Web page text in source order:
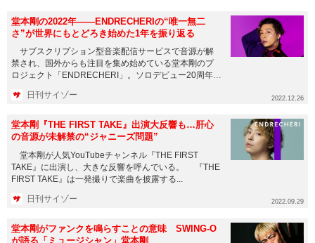
堂本剛の2022年――ENDRECHERIの“唯一無二
さ”が世界にもとどろき始めた1年を振り返る
サブスクリプション型音楽配信サービスで音源が解
禁され、国外からも注目を集め始めている堂本剛のプ
ロジェクト「ENDRECHERI」。ソロデビュー20周年を
日刊サイゾー 2022.12.26
堂本剛『THE FIRST TAKE』出演大反響も…肝心
の音源が未解禁の“ジャニーズ問題”
堂本剛が人気YouTubeチャンネル『THE FIRST
TAKE』に出演し、大きな反響を呼んでいる。 『THE
FIRST TAKE』は一発撮りで楽曲を披露する...
日刊サイゾー 2022.09.29
堂本剛がファンクを鳴らすことの意味 SWING-O
が語る「ミュージシャン」堂本剛